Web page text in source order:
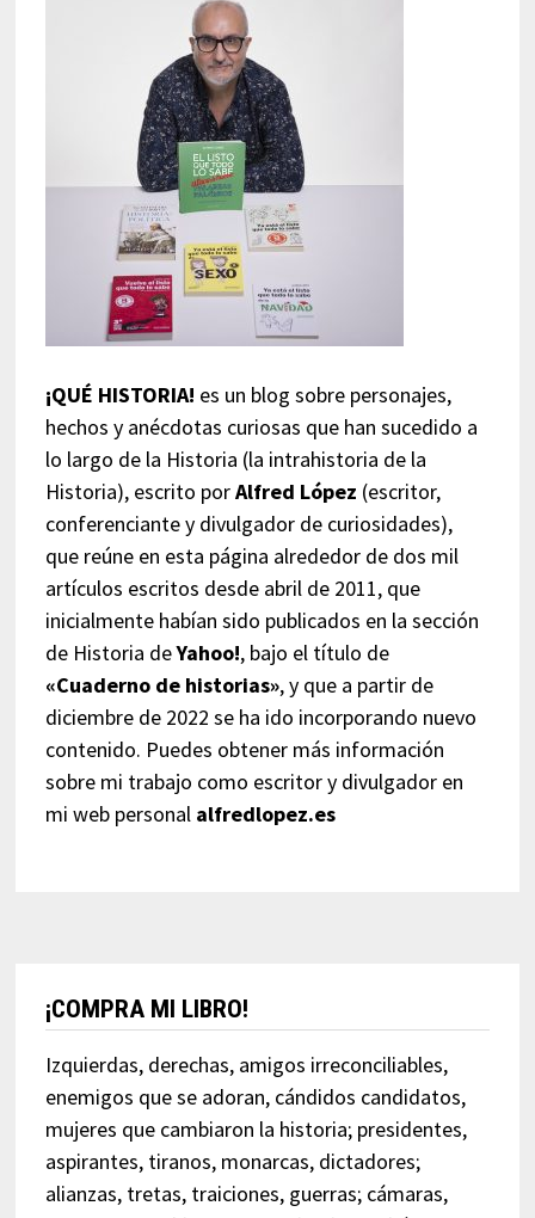
¡QUÉ HISTORIA! es un blog sobre personajes,
hechos y anécdotas curiosas que han sucedido a
lo largo de la Historia (la intrahistoria de la
Historia), escrito porAlfred López (escritor,
conferenciante y divulgador de curiosidades),
que reúne en esta página alrededor de dos mil
artículos escritos desde abril de 2011, que
inicialmente habían sido publicados en la sección
de Historia deYahoo!, bajo el título de
«Cuaderno de historias», y que a partir de
diciembre de 2022 se ha ido incorporando nuevo
contenido. Puedes obtener más información
sobre mi trabajo como escritor y divulgador en
mi web personal alfredlopez.es
¡COMPRA MI LIBRO!
Izquierdas, derechas, amigos irreconciliables,
enemigos que se adoran, cándidos candidatos,
mujeres que cambiaron la historia; presidentes,
aspirantes, tiranos, monarcas, dictadores;
alianzas, tretas, traiciones, guerras; cámaras,